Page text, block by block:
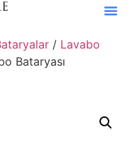
/ Lavabo
Bataryası